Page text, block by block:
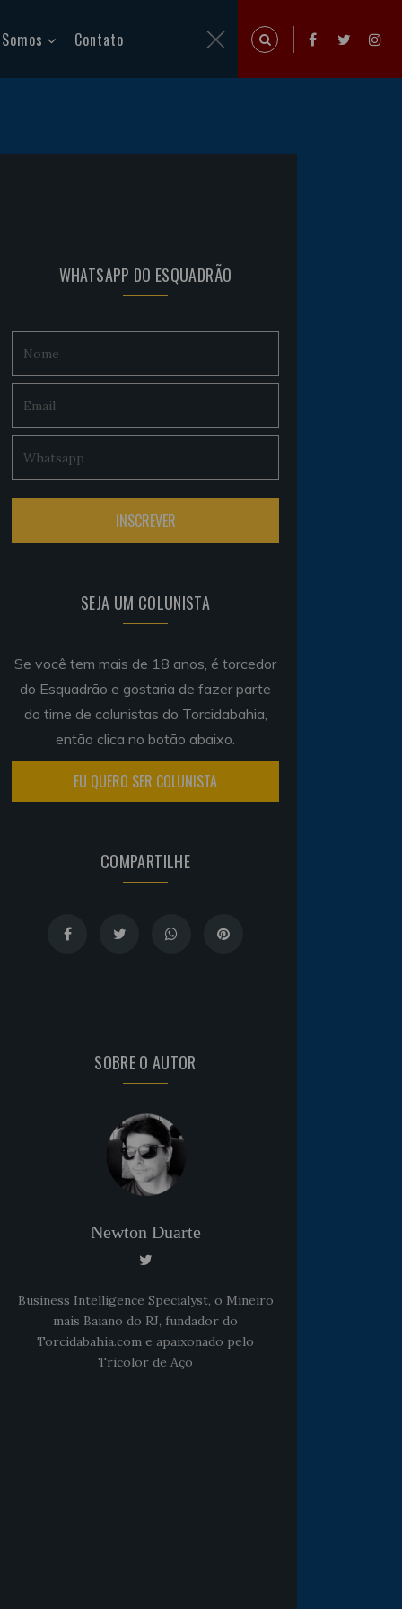
Contato
WHATSAPP DO ESQUADRÃO
SEJA UM COLUNISTA
Se você tem mais de 18 anos, é torcedor
do Esquadrão e gostaria de fazer parte
do time de colunistas do Torcidabahia,
então clica no botão abaixo.
EU QUERO SER COLUNISTA
COMPARTILHE
SOBRE O AUTOR
Newton Duarte
Business Intelligence Specialyst, o Mineiro
mais Baiano do RJ, fundador do
Torcidabahia.com e apaixonado pelo
Tricolor de Aço